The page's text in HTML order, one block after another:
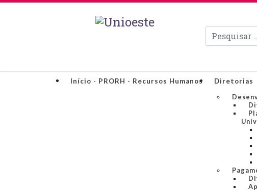
Pesquisar
Início - PRORH - Recursos Humanos
Diretorias